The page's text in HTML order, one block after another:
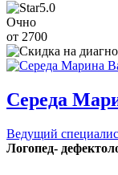
5.0
Очно
от 2700
Середа
Ведущий
Логопед-